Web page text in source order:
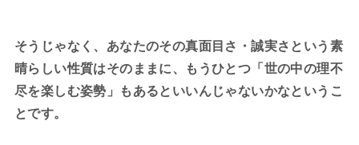
そうじゃなく、あなたのその真面目さ・誠実さという素
晴らしい性質はそのままに、もうひとつ「世の中の理不
尽を楽しむ姿勢」もあるといいんじゃないかなというこ
とです。